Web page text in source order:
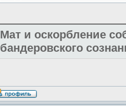
Мат и оскорбление
бандеровского